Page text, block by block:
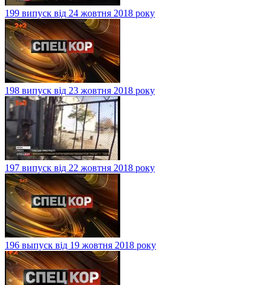
199 випуск від 24 жовтня 2018 року
198 випуск від 23 жовтня 2018 року
197 випуск від 22 жовтня 2018 року
196 выпуск від 19 жовтня 2018 року